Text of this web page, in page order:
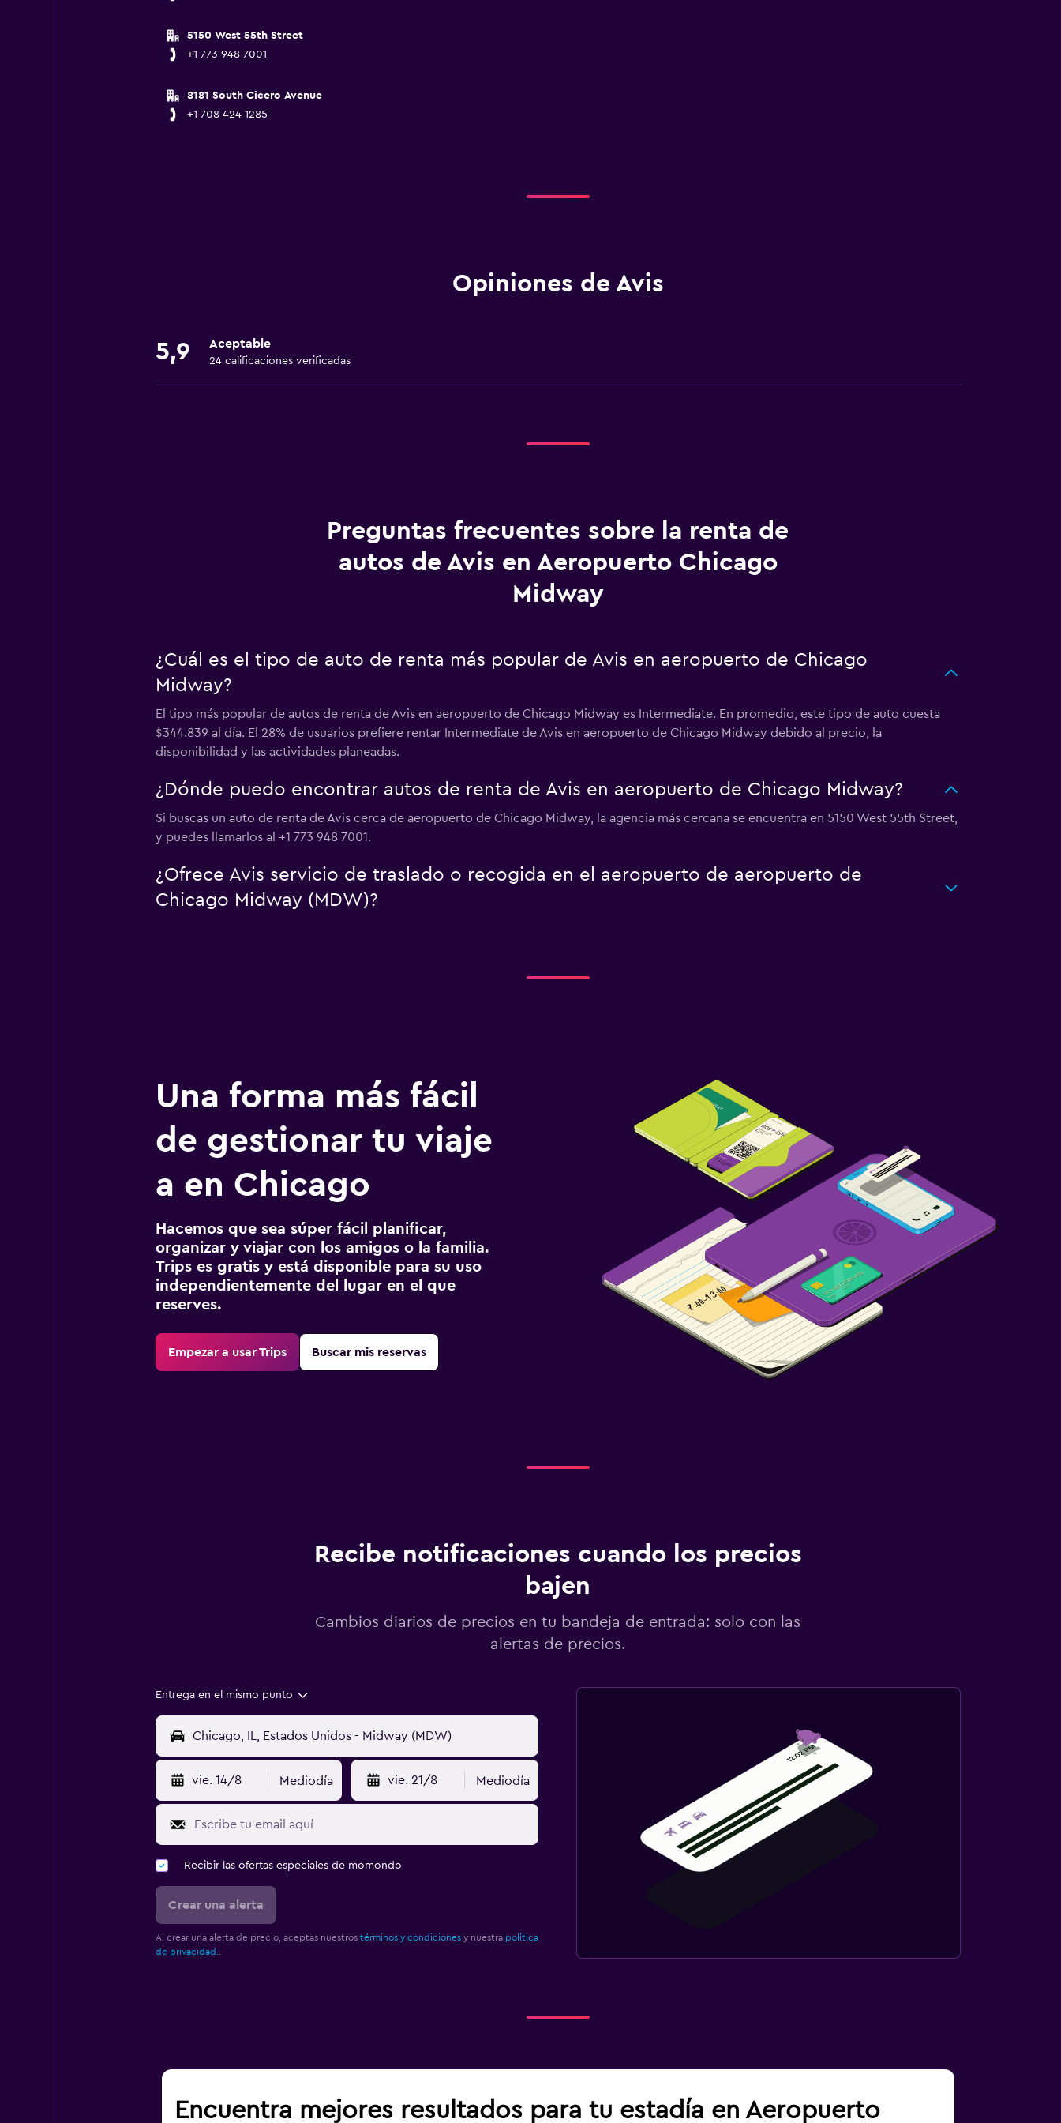
5150 West 55th Street
+1 773 948 7001
8181 South Cicero Avenue
+1 708 424 1285
Opiniones de Avis
5,9 Aceptable
24 calificaciones verificadas
Preguntas frecuentes sobre la renta de
autos de Avis en Aeropuerto Chicago
Midway
¿Cuál es el tipo de auto de renta más popular de Avis en aeropuerto de Chicago
Midway?
El tipo más popular de autos de renta de Avis en aeropuerto de Chicago Midway es Intermediate. En promedio, este tipo de auto cuesta
$344.839 al día. El 28% de usuarios prefiere rentar Intermediate de Avis en aeropuerto de Chicago Midway debido al precio, la
disponibilidad y las actividades planeadas.
¿Dónde puedo encontrar autos de renta de Avis en aeropuerto de Chicago Midway?
Si buscas un auto de renta de Avis cerca de aeropuerto de Chicago Midway, la agencia más cercana se encuentra en 5150 West 55th Street,
y puedes llamarlos al +1 773 948 7001.
¿Ofrece Avis servicio de traslado o recogida en el aeropuerto de aeropuerto de
Chicago Midway (MDW)?
Una forma más fácil
de gestionar tu viaje
a en Chicago
Hacemos que sea súper fácil planificar,
organizar y viajar con los amigos o la familia.
Trips es gratis y está disponible para su uso
independientemente del lugar en el que
reserves.
Empezar a usar Trips Buscar mis reservas
Recibe notificaciones cuando los precios
bajen
Cambios diarios de precios en tu bandeja de entrada: solo con las
alertas de precios.
Entrega en el mismo punto
vie. 14/8 Mediodía vie. 21/8 Mediodía
Recibir las ofertas especiales de momondo
Crear una alerta
Al crear una alerta de precio, aceptas nuestros términos y condicionesy nuestra política
de privacidad.
Encuentra mejores resultados para tu estadía en Aeropuerto